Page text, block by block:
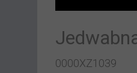
0000XZ1039